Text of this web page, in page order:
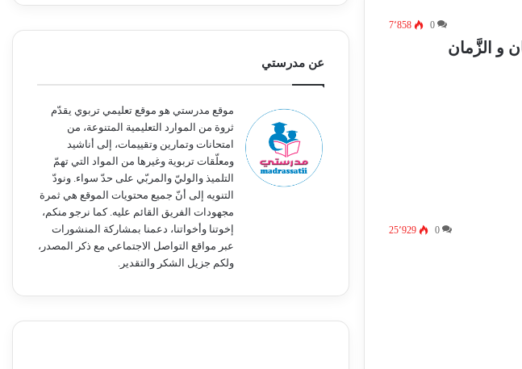
0 7٬858
و الزَّمان
0 25٬929
ح
عن مدرستي
موقع مدرستي هو موقع تعليمي تربوي يقدّم
ثروة من الموارد التعليمية المتنوعة، من
امتحانات وتمارين وتقييمات، إلى أناشيد
ومعلّقات تربوية وغيرها من المواد التي تهمّ
التلميذ والوليّ والمربّي على حدّ سواء. ونودّ
التنويه إلى أنّ جميع محتويات الموقع هي ثمرة
مجهودات الفريق القائم عليه. كما نرجو منكم،
إخوتنا وأخواتنا، دعمنا بمشاركة المنشورات
عبر مواقع التواصل الاجتماعي مع ذكر المصدر،
ولكم جزيل الشكر والتقدير.